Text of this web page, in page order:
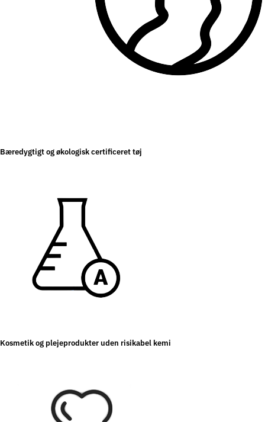
Bæredygtigt og økologisk certificeret tøj
Kosmetik og plejeprodukter uden risikabel kemi